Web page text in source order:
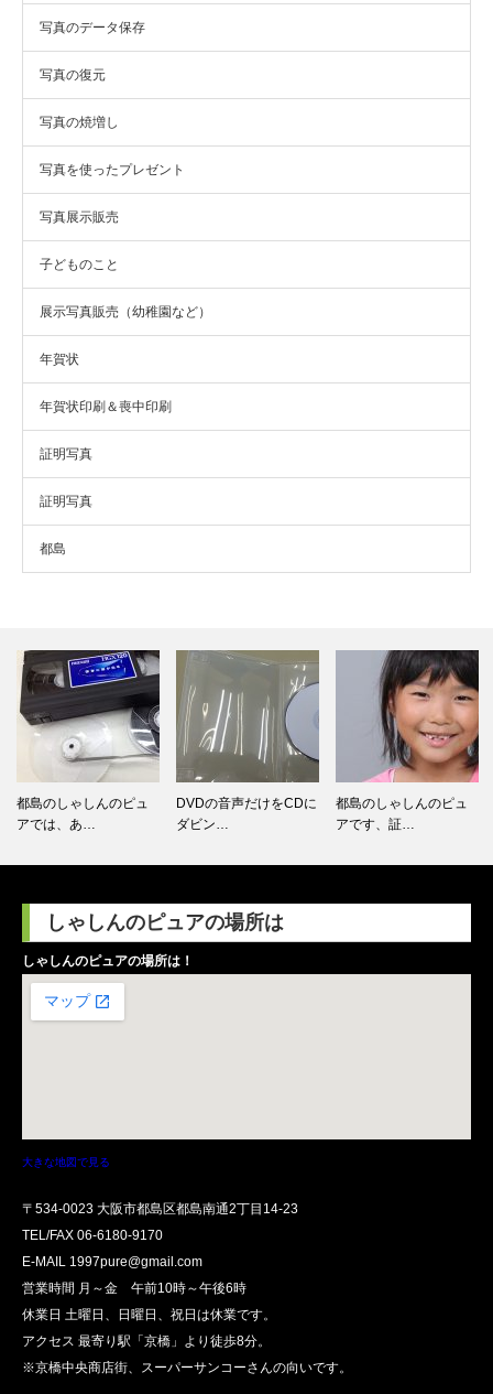
写真のデータ保存
写真の復元
写真の焼増し
写真を使ったプレゼント
写真展示販売
子どものこと
展示写真販売（幼稚園など）
年賀状
年賀状印刷＆喪中印刷
証明写真
証明写真
都島
都島のしゃしんのピュ
アでは、あ…
DVDの音声だけをCDに
ダビン…
都島のしゃしんのピュ
アです、証…
しゃしんのピュアの場所は
しゃしんのピュアの場所は！
大きな地図で見る
〒534-0023 大阪市都島区都島南通2丁目14-23
TEL/FAX 06-6180-9170
E-MAIL 1997pure@gmail.com
営業時間 月～金 午前10時～午後6時
休業日 土曜日、日曜日、祝日は休業です。
アクセス 最寄り駅「京橋」より徒歩8分。
※京橋中央商店街、スーパーサンコーさんの向いです。